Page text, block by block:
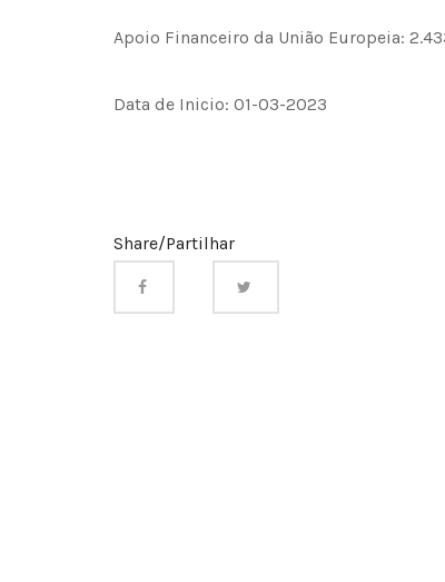
Apoio Financeiro da União Europeia:
Data de Inicio: 01-03-2023
Share/Partilhar